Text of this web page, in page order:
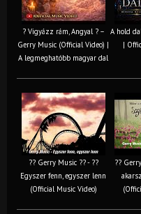
? Vigyázz rám, Angyal ? –
Gerry Music (Official Video) |
A legmeghatóbb magyar dal
A hold
|
?? Gerry Music ?? - ??
Egyszer fenn, egyszer lenn
(Official Music Video)
??